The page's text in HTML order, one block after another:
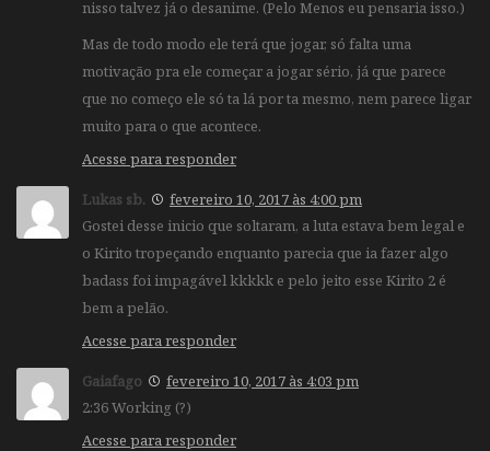
nisso talvez já o desanime. (Pelo Menos eu pensaria isso.)
Mas de todo modo ele terá que jogar, só falta uma
motivação pra ele começar a jogar sério, já que parece
que no começo ele só ta lá por ta mesmo, nem parece ligar
muito para o que acontece.
Acesse para responder
Lukas sb.
fevereiro 10, 2017 às 4:00 pm
Gostei desse inicio que soltaram, a luta estava bem legal e
o Kirito tropeçando enquanto parecia que ia fazer algo
badass foi impagável kkkkk e pelo jeito esse Kirito 2 é
bem a pelão.
Acesse para responder
Gaiafago
fevereiro 10, 2017 às 4:03 pm
2:36 Working (?)
Acesse para responder